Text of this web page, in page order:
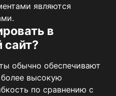
являются
в
обычно обеспечивают
высокую
по сравнению с